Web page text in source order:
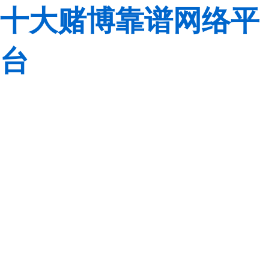
十大赌博靠谱网络平
台